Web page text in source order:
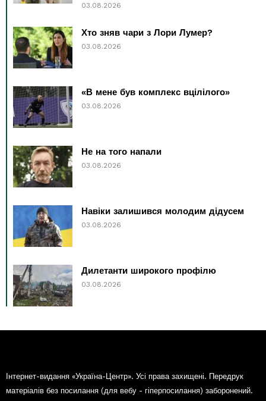
03.08.2026
Хто зняв чари з Лори Лумер?
03.08.2026
«В мене був комплекс вцілілого»
03.08.2026
Не на того напали
03.08.2026
Навіки залишився молодим дідусем
03.08.2026
Дилетанти широкого профілю
03.08.2026
Інтернет-видання «Україна-Центр». Усі права захищені. Передрук
матеріалів без посилання (для вебу - гіперпосилання) заборонений.